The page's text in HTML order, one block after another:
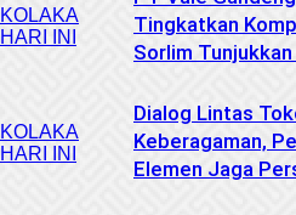
KOLAKA
HARI INI
Tingkatkan
Sorlim
KOLAKA
HARI INI
Dialog Lintas
Keberagaman,
Elemen Jaga